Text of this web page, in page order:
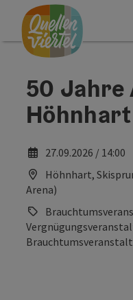
Zum Inhalt
Zur Navigation
Zum Seitenanfang
50 Jahre
Höhnhart
27.09.2026 / 14:00
Höhnhart,
Arena)